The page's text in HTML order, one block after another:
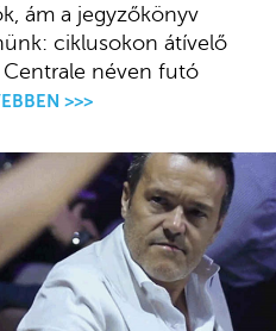
ám a jegyzőkönyv
ciklusokon átívelő
néven futó
>>>